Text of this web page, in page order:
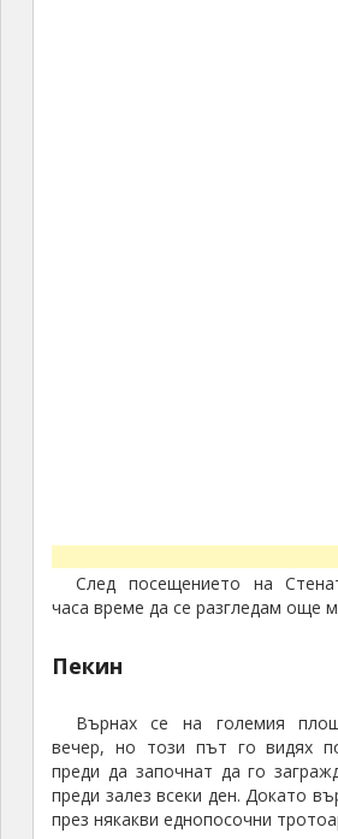
часа време да се разгледам още
вечер, но този път го видях
преди да започнат да го
преди залез всеки ден. Докато
през някакви еднопосочни